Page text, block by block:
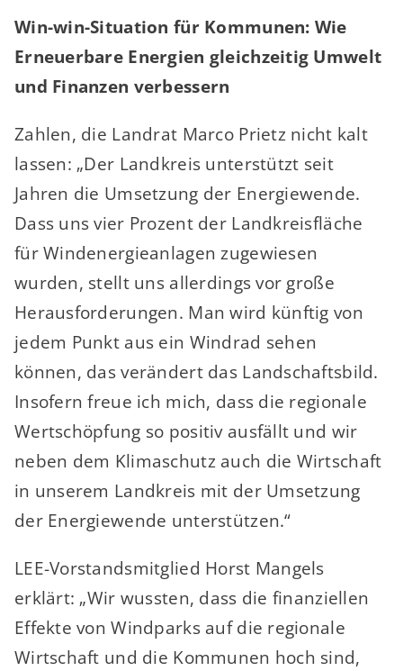
Win-win-Situation für Kommunen: Wie
Erneuerbare Energien gleichzeitig Umwelt
und Finanzen verbessern
Zahlen, die Landrat Marco Prietz nicht kalt
lassen: „Der Landkreis unterstützt seit
Jahren die Umsetzung der Energiewende.
Dass uns vier Prozent der Landkreisfläche
für Windenergieanlagen zugewiesen
wurden, stellt uns allerdings vor große
Herausforderungen. Man wird künftig von
jedem Punkt aus ein Windrad sehen
können, das verändert das Landschaftsbild.
Insofern freue ich mich, dass die regionale
Wertschöpfung so positiv ausfällt und wir
neben dem Klimaschutz auch die Wirtschaft
in unserem Landkreis mit der Umsetzung
der Energiewende unterstützen.“
LEE-Vorstandsmitglied Horst Mangels
erklärt: „Wir wussten, dass die finanziellen
Effekte von Windparks auf die regionale
Wirtschaft und die Kommunen hoch sind,